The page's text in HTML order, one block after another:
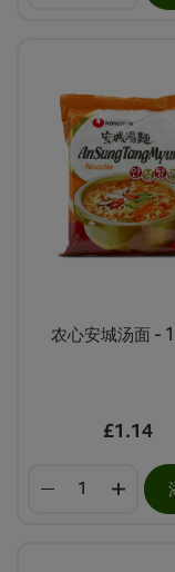
农心安城汤面 -
£1.14